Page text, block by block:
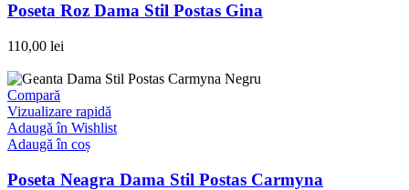
Poseta Roz Dama Stil Postas Gina
110,00 lei
Compară
Vizualizare rapidă
Adaugă în Wishlist
Adaugă în coș
Poseta Neagra Dama Stil Postas Carmyna